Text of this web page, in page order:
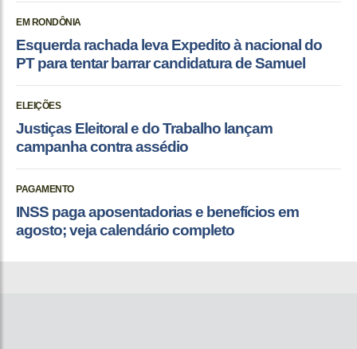
EM RONDÔNIA
Esquerda rachada leva Expedito à nacional do
PT para tentar barrar candidatura de Samuel
ELEIÇÕES
Justiças Eleitoral e do Trabalho lançam
campanha contra assédio
PAGAMENTO
INSS paga aposentadorias e benefícios em
agosto; veja calendário completo